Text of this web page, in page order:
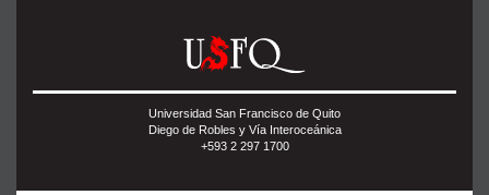
Universidad San Francisco de Quito
Diego de Robles y Vía Interoceánica
+593 2 297 1700